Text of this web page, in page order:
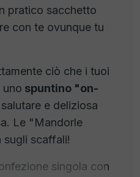
pratico sacchetto
con te ovunque tu
ciò che i tuoi
uno spuntino "on-
e deliziosa
Le "Mandorle
sugli scaffali!
singola con